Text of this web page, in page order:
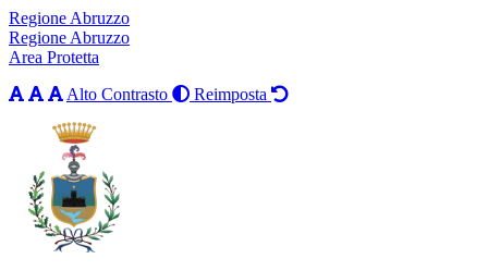
Regione Abruzzo
Regione Abruzzo
Area Protetta
Alto Contrasto
Reimposta